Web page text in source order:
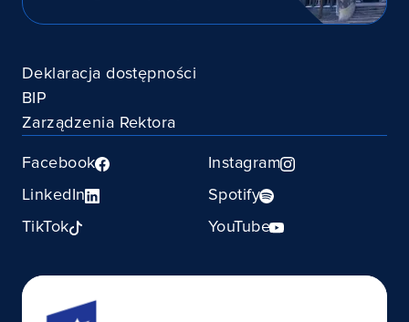
Deklaracja dostępności
BIP
Zarządzenia Rektora
Facebook
Instagram
LinkedIn
Spotify
TikTok
YouTube